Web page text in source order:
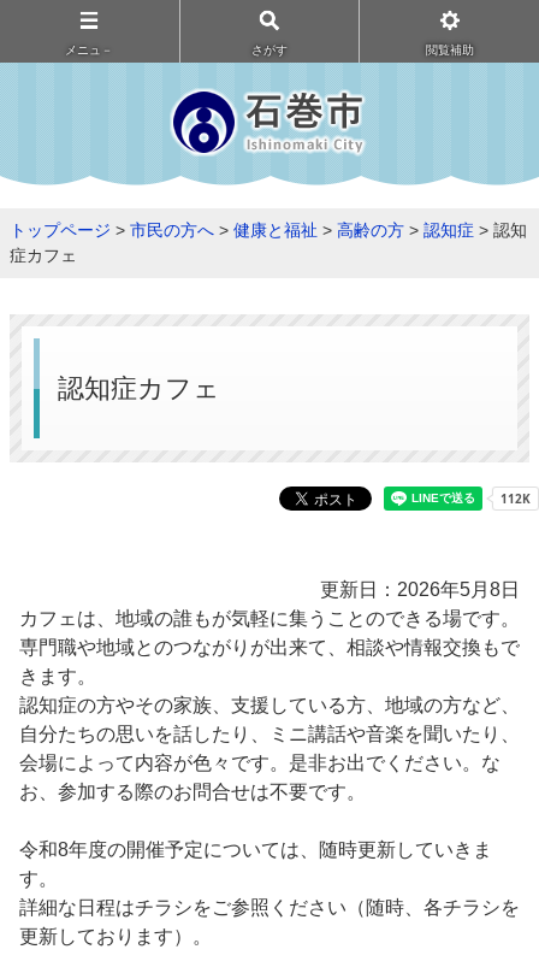
メニュ－ さがす 閲覧補助
トップページ > 市民の方へ > 健康と福祉 > 高齢の方 > 認知症 > 認知
症カフェ
認知症カフェ
更新日：2026年5月8日
カフェは、地域の誰もが気軽に集うことのできる場です。
専門職や地域とのつながりが出来て、相談や情報交換もで
きます。
認知症の方やその家族、支援している方、地域の方など、
自分たちの思いを話したり、ミニ講話や音楽を聞いたり、
会場によって内容が色々です。是非お出でください。な
お、参加する際のお問合せは不要です。
令和8年度の開催予定については、随時更新していきま
す。
詳細な日程はチラシをご参照ください（随時、各チラシを
更新しております）。